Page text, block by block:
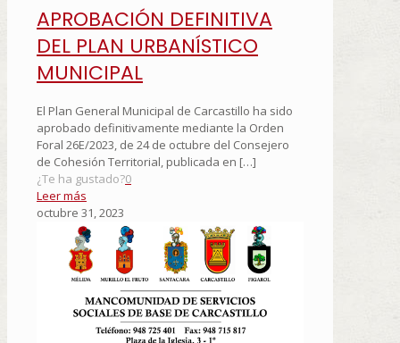
APROBACIÓN DEFINITIVA
DEL PLAN URBANÍSTICO
MUNICIPAL
El Plan General Municipal de Carcastillo ha sido
aprobado definitivamente mediante la Orden
Foral 26E/2023, de 24 de octubre del Consejero
de Cohesión Territorial, publicada en […]
¿Te ha gustado?0
Leer más
octubre 31, 2023